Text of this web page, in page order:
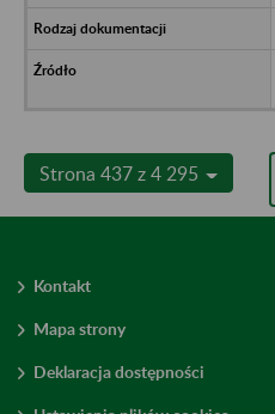
Strona 437 z 4 295
Kontakt
Mapa strony
Deklaracja dostępności